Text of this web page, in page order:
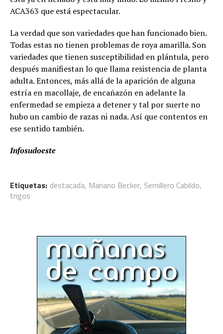
ACA363 que está espectacular.
La verdad que son variedades que han funcionado bien.
Todas estas no tienen problemas de roya amarilla. Son
variedades que tienen susceptibilidad en plántula, pero
después manifiestan lo que llama resistencia de planta
adulta. Entonces, más allá de la aparición de alguna
estría en macollaje, de encañazón en adelante la
enfermedad se empieza a detener y tal por suerte no
hubo un cambio de razas ni nada. Así que contentos en
ese sentido también.
Infosudoeste
Etiquetas: destacada, Mariano Becker, Semillero Cabildo,
trigos